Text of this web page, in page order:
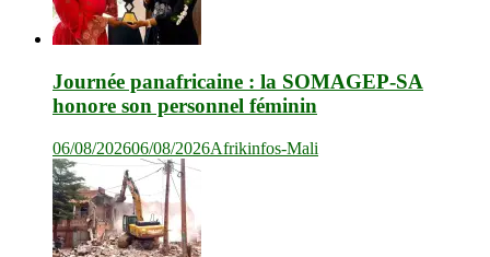
Journée panafricaine : la SOMAGEP-SA
honore son personnel féminin
06/08/202606/08/2026Afrikinfos-Mali